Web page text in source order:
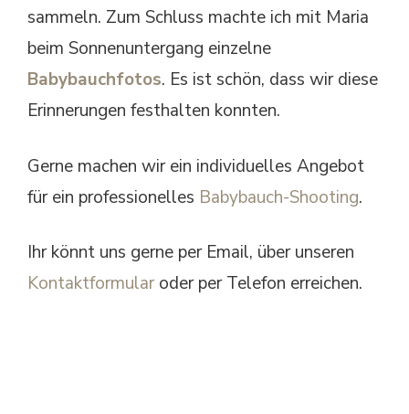
sammeln. Zum Schluss machte ich mit Maria
beim Sonnenuntergang einzelne
Babybauchfotos. Es ist schön, dass wir diese
Erinnerungen festhalten konnten.
Gerne machen wir ein individuelles Angebot
für ein professionelles Babybauch-Shooting.
Ihr könnt uns gerne per Email, über unseren
Kontaktformularoder per Telefon erreichen.